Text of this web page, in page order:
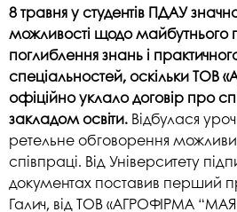
8 травня у студентів ПДАУ
можливості щодо майбутнього
поглиблення знань і
спеціальностей, оскільки ТОВ
офіційно уклало договір про
закладом освіти. Відбулася
ретельне обговорення
співпраці. Від Університету
документах поставив перший
Галич, від ТОВ «АГРОФІРМА